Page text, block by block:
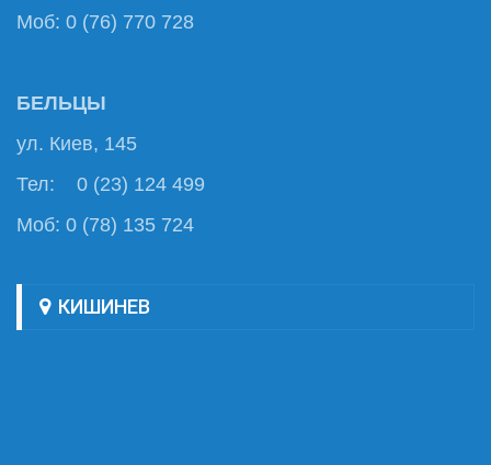
Моб: 0 (76) 770 728
БЕЛЬЦЫ
ул. Киев, 145
Тел: 0 (23) 124 499
Моб: 0 (78) 135 724
КИШИНЕВ